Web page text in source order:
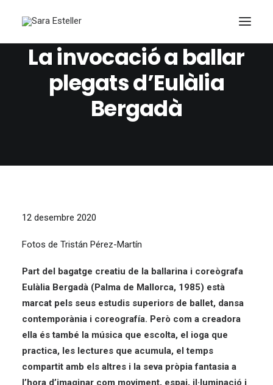
La invocació a ballar
plegats d’Eulàlia
Bergadà
12 desembre 2020
Fotos de Tristán Pérez-Martín
Part del bagatge creatiu de la ballarina i coreògrafa
Eulàlia Bergadà (Palma de Mallorca, 1985) està
marcat pels seus estudis superiors de ballet, dansa
contemporània i coreografía. Però com a creadora
ella és també la música que escolta, el ioga que
practica, les lectures que acumula, el temps
compartit amb els altres i la seva pròpia fantasia a
l’hora d’imaginar com moviment, espai, il·luminació i